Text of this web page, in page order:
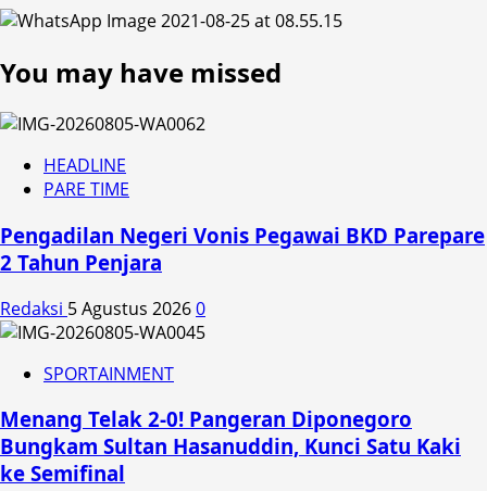
You may have missed
HEADLINE
PARE TIME
Pengadilan Negeri Vonis Pegawai BKD Parepare
2 Tahun Penjara
Redaksi 5 Agustus 20260
SPORTAINMENT
Menang Telak 2-0! Pangeran Diponegoro
Bungkam Sultan Hasanuddin, Kunci Satu Kaki
ke Semifinal